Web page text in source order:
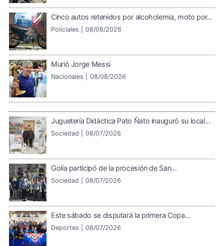
Cinco autos retenidos por alcoholemia, moto por...
Policiales | 08/08/2026
Murió Jorge Messi
Nacionales | 08/08/2026
Juguetería Didáctica Pato Ñato inauguró su local...
Sociedad | 08/07/2026
Golía participó de la procesión de San...
Sociedad | 08/07/2026
Este sábado se disputará la primera Copa...
Deportes | 08/07/2026